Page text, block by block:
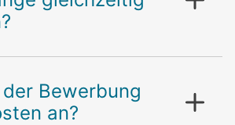
Bewerbung
an?